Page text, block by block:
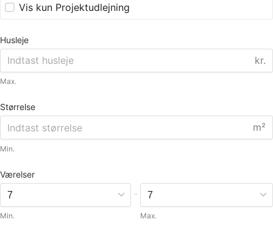
Vis kun Projektudlejning
Husleje
kr.
Max.
Størrelse
m²
Min.
Værelser
Min.
-
Max.